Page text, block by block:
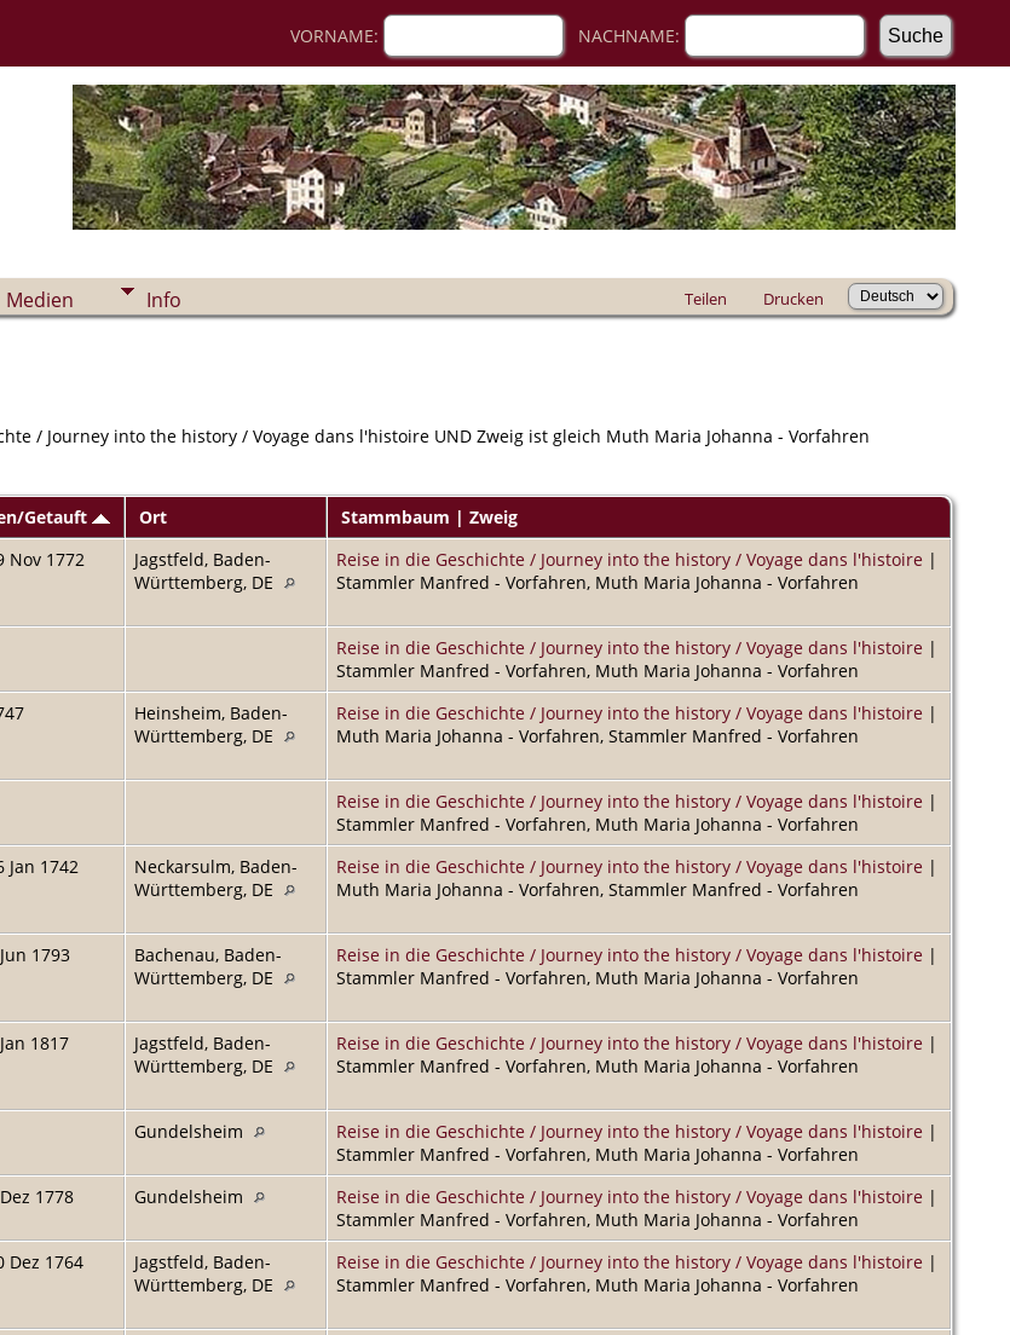
VORNAME: NACHNAME:
Medien Info Teilen Drucken
/ Journey into the history / Voyage dans l'histoire UND Zweig ist gleich Muth Maria Johanna - Vorfahren
Getauft Ort
Stammbaum | Zweig
Nov 1772
Jagstfeld, Baden-
Württemberg, DE
Reise in die Geschichte / Journey into the history / Voyage dans l'histoire |
Stammler Manfred - Vorfahren, Muth Maria Johanna - Vorfahren
Reise in die Geschichte / Journey into the history / Voyage dans l'histoire |
Stammler Manfred - Vorfahren, Muth Maria Johanna - Vorfahren
Heinsheim, Baden-
Württemberg, DE
Reise in die Geschichte / Journey into the history / Voyage dans l'histoire |
Muth Maria Johanna - Vorfahren, Stammler Manfred - Vorfahren
Reise in die Geschichte / Journey into the history / Voyage dans l'histoire |
Stammler Manfred - Vorfahren, Muth Maria Johanna - Vorfahren
Jan 1742
Neckarsulm, Baden-
Württemberg, DE
Reise in die Geschichte / Journey into the history / Voyage dans l'histoire |
Muth Maria Johanna - Vorfahren, Stammler Manfred - Vorfahren
1793
Bachenau, Baden-
Württemberg, DE
Reise in die Geschichte / Journey into the history / Voyage dans l'histoire |
Stammler Manfred - Vorfahren, Muth Maria Johanna - Vorfahren
1817
Jagstfeld, Baden-
Württemberg, DE
Reise in die Geschichte / Journey into the history / Voyage dans l'histoire |
Stammler Manfred - Vorfahren, Muth Maria Johanna - Vorfahren
Gundelsheim Reise in die Geschichte / Journey into the history / Voyage dans l'histoire |
Stammler Manfred - Vorfahren, Muth Maria Johanna - Vorfahren
1778 Gundelsheim Reise in die Geschichte / Journey into the history / Voyage dans l'histoire |
Stammler Manfred - Vorfahren, Muth Maria Johanna - Vorfahren
Dez 1764
Jagstfeld, Baden-
Württemberg, DE
Reise in die Geschichte / Journey into the history / Voyage dans l'histoire |
Stammler Manfred - Vorfahren, Muth Maria Johanna - Vorfahren